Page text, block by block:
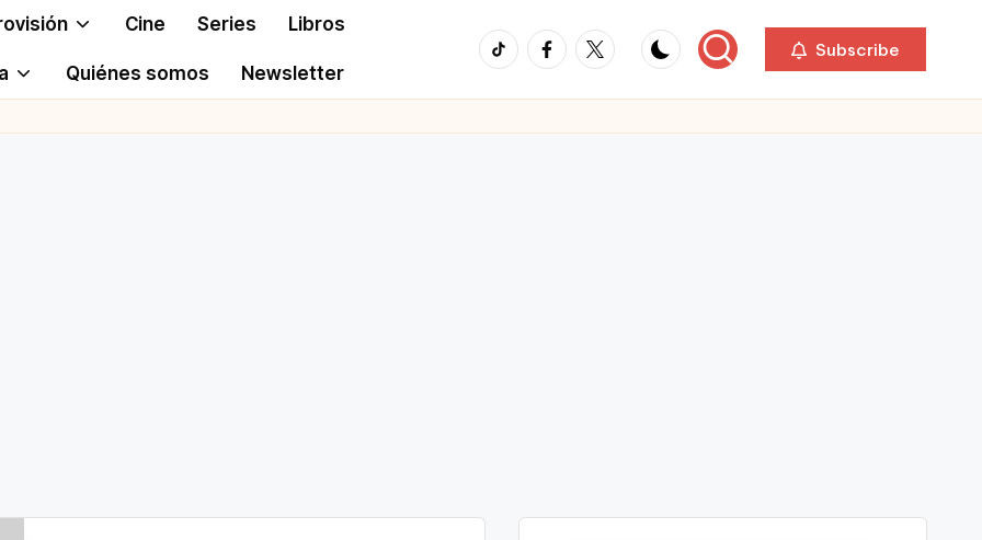
Cine Series Libros
Quiénes somos Newsletter
TikTokFacebook
Twitter Subscribe